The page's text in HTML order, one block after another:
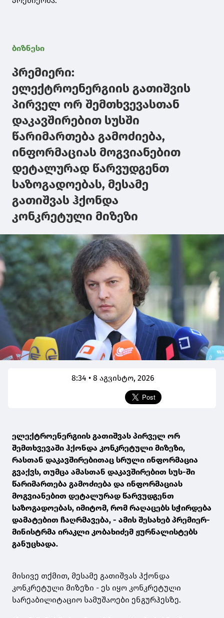
ბიზნესი
პრემიერი:
ელექტროენერგიის გათიშვის
პირველ ორ შემთხვევასთან
დაკავშირებით სუსში
წარიმართება გამოძიება,
ინფორმაციას მოგვიანებით
დეტალურად წარვუდგენთ
საზოგადოებას, მესამე
გათიშვას ჰქონდა
კონკრეტული მიზეზი
8:34 • 8 აგვისტო, 2026
ელექტროენერგიის გათიშვას პირველ ორ
შემთხვევაში ჰქონდა კონკრეტული მიზეზი,
რასთან დაკავშირებითაც სრული ინფორმაცია
გვაქვს, თუმცა ამასთან დაკავშირებით სუს-ში
წარიმართება გამოძიება და ინფორმაციას
მოგვიანებით დეტალურად წარვუდგენთ
საზოგადოებას, იმიტომ, რომ რაღაცებს სჭირდება
დამატებით ჩაღრმავება, - ამის შესახებ პრემიერ-
მინისტრმა ირაკლი კობახიძემ ჟურნალისტებს
განუცხადა.
მისივე თქმით, მესამე გათიშვას ჰქონდა
კონკრეტული მიზეზი - ეს იყო კონკრეტული
სარეაბილიტაციო სამუშაოები ენგურჰესზე.